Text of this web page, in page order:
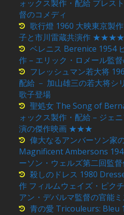
ォックス製作・配給 プレス
督のコメディ
歌行燈 1960 大映東京製
子と市川雷蔵共演作 ★★★★
ベレニス Berenice 1954
作 – エリック・ロメール監
フレッシュマン若大将
配給 － 加山雄三の若大将シ
歌子登場
聖処女 The Song of
ォックス製作・配給 – ジェ
演の傑作映画 ★★★
偉大なるアンバーソン家
Magnificent Ambersons
ーソン・ウェルズ第二回監
殺しのドレス 1980
作 フィルムウェイズ・ピク
アン・デパルマ監督の官能
青の愛 Tricouleurs: Bleu